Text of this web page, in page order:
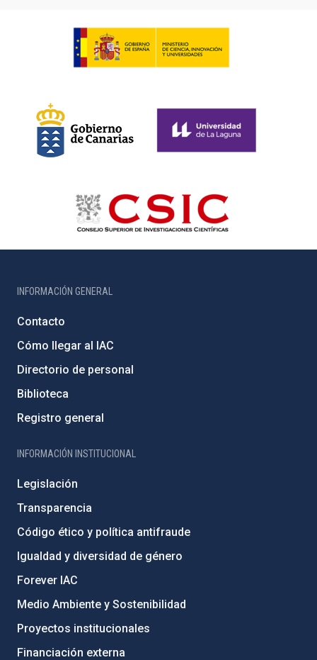
INFORMACIÓN GENERAL
Contacto
Cómo llegar al IAC
Directorio de personal
Biblioteca
Registro general
INFORMACIÓN INSTITUCIONAL
Legislación
Transparencia
Código ético y política antifraude
Igualdad y diversidad de género
Forever IAC
Medio Ambiente y Sostenibilidad
Proyectos institucionales
Financiación externa